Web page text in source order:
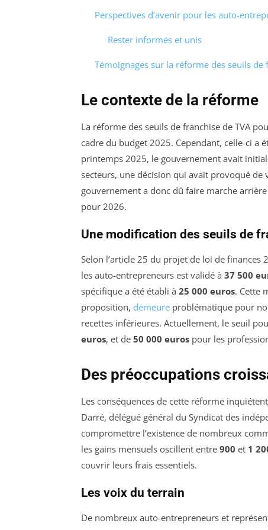
Perspectives d’avenir pour les auto-
Rester informés et unis
Témoignages sur la réforme des seuils
Le contexte de la réforme
La réforme des seuils de franchise de TVA
cadre du budget 2025. Cependant, celle-ci a
printemps 2025, le gouvernement avait
secteurs, une décision qui avait provoqué
gouvernement a donc dû faire marche
pour 2026.
Une modification des seuils de
Selon l’article 25 du projet de loi de finances
les auto-entrepreneurs est validé à 37 500
spécifique a été établi à 25 000 euros. Cette
proposition, demeure problématique pour
recettes inférieures. Actuellement, le seuil
euros, et de 50 000 euros pour les
Des préoccupations
Les conséquences de cette réforme
Darré, délégué général du Syndicat des
compromettre l’existence de nombreux
les gains mensuels oscillent entre 900 et 1
couvrir leurs frais essentiels.
Les voix du terrain
De nombreux auto-entrepreneurs et